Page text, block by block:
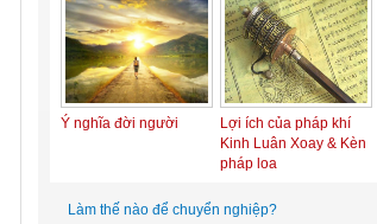
Ý nghĩa đời người
Lợi ích của pháp khí
Kinh Luân Xoay & Kèn
pháp loa
Làm thế nào để chuyển nghiệp?